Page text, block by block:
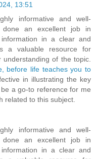
13:51
informative and well-
done an excellent job in
in a clear and
a valuable resource for
of the topic.
before life teaches you to
in illustrating the key
a go-to reference for me
related to this subject.
informative and well-
done an excellent job in
in a clear and